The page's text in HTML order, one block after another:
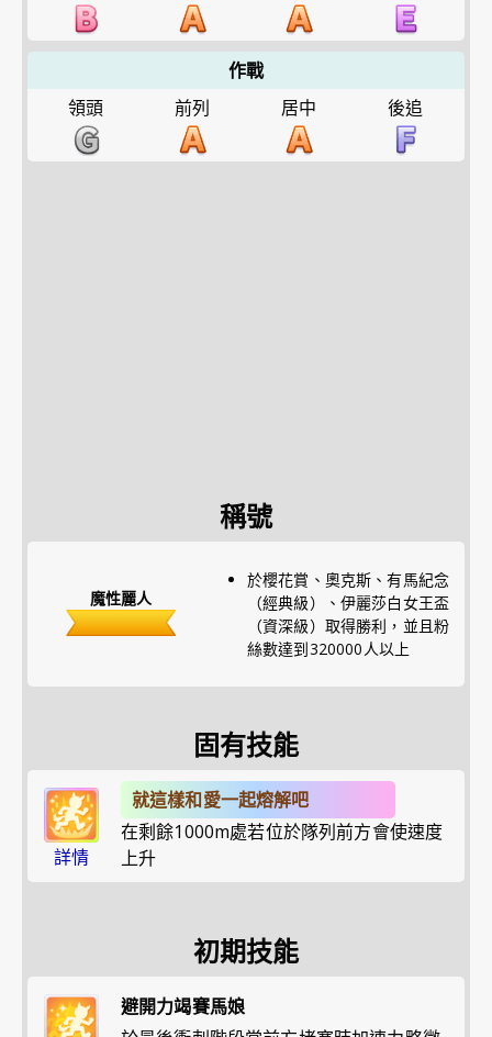
作戰
領頭
前列 居中 後追
稱號
魔性麗人
於櫻花賞、奧克斯、有馬紀念
（經典級）、伊麗莎白女王盃
（資深級）取得勝利，並且粉
絲數達到320000人以上
固有技能
詳情
就這樣和愛一起熔解吧
在剩餘1000m處若位於隊列前方會使速度
上升
初期技能
避開力竭賽馬娘